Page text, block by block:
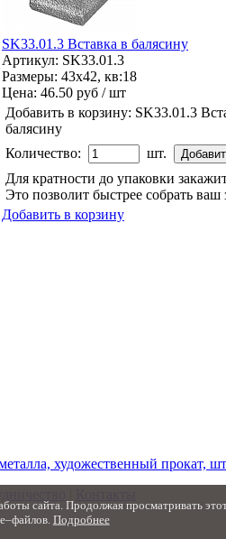
SK33.01.3 Вставка в балясину
Артикул: SK33.01.3
Размеры: 43x42, кв:18
Цена: 46.50 руб / шт
Добавить в корзину: SK33.01.3
балясину
Количество:
шт.
Для кратности до упаковки
Это позволит быстрее собрать ваш
Добавить в корзину
художественный прокат,
сайта. Продолжая просматривать
Подробнее